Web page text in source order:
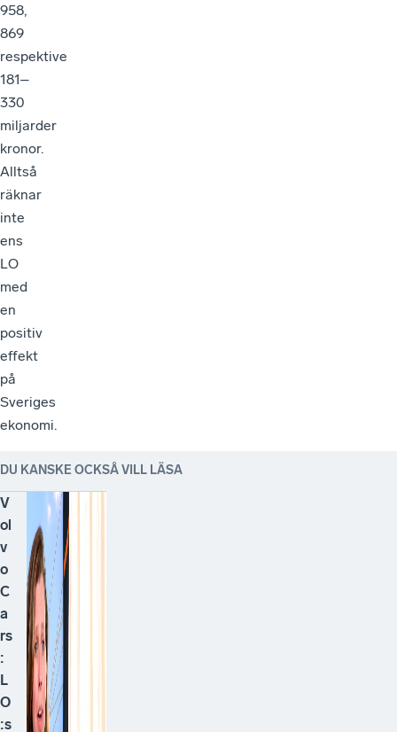
958,
869
respektive
181–
330
miljarder
kronor.
Alltså
räknar
inte
ens
LO
med
en
positiv
effekt
på
Sveriges
ekonomi.
DU KANSKE OCKSÅ VILL LÄSA
V
ol
v
o
C
a
rs
:
L
O
:s